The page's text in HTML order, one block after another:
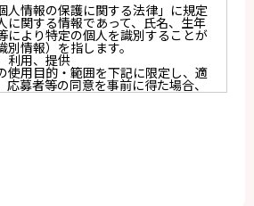
人情報の保護に関する法律」に規定
に関する情報であって、氏名、生年
により特定の個人を識別することが
情報）を指します。
利用、提供
使用目的・範囲を下記に限定し、適
募者等の同意を事前に得た場合、
れた場合を除き、個人情報を第三者
い合わせに対応・管理するため